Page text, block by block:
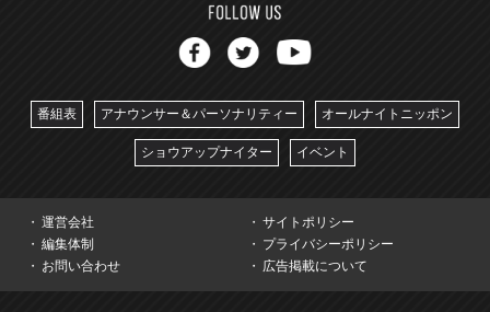
番組表 アナウンサー＆パーソナリティー オールナイトニッポン
ショウアップナイター イベント
運営会社
サイトポリシー
編集体制
プライバシーポリシー
お問い合わせ
広告掲載について